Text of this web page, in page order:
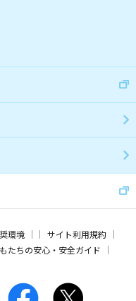
環境
サイト利用規約
たちの安心・安全ガイド